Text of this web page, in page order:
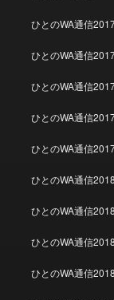
ひとのWA通信
ひとのWA通信
ひとのWA通信
ひとのWA通信
ひとのWA通信
ひとのWA通信
ひとのWA通信
ひとのWA通信
ひとのWA通信